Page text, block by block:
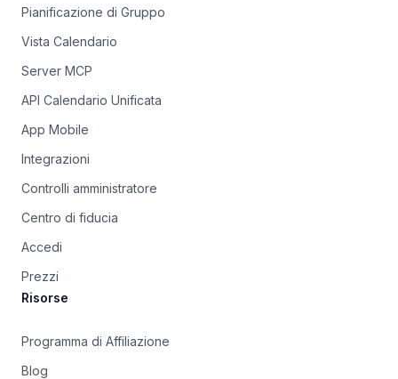
Pianificazione di Gruppo
Vista Calendario
Server MCP
API Calendario Unificata
App Mobile
Integrazioni
Controlli amministratore
Centro di fiducia
Accedi
Prezzi
Risorse
Programma di Affiliazione
Blog